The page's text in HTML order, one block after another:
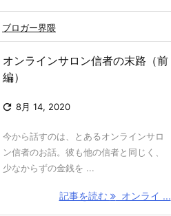
ブロガー界隈
オンラインサロン信者の末路（前
編）
 8月 14, 2020
今から話すのは、とあるオンラインサロ
ン信者のお話。彼も他の信者と同じく、
少なからずの金銭を ...
記事を読む オンライ ...